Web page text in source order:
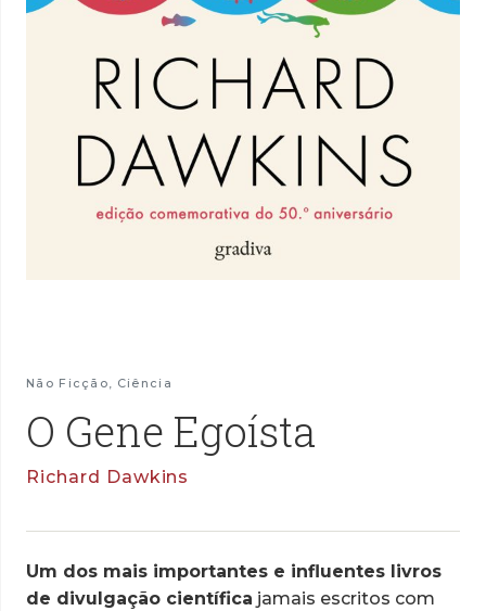
Não Ficção, Ciência
O Gene Egoísta
Richard Dawkins
Um dos mais importantes e influentes livros
de divulgação científica jamais escritos com